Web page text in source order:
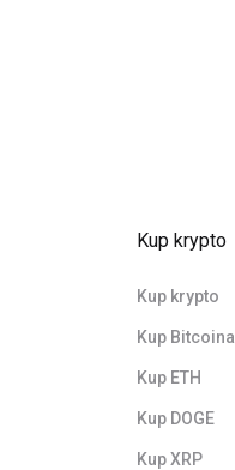
Kup krypto
Kup krypto
Kup Bitcoina
Kup ETH
Kup DOGE
Kup XRP